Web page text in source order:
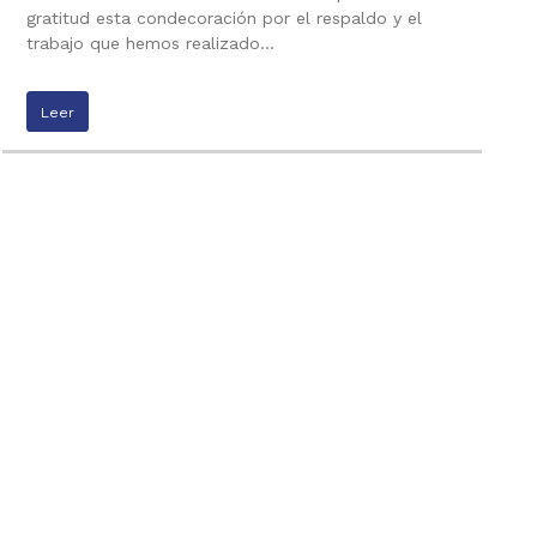
gratitud esta condecoración por el respaldo y el
trabajo que hemos realizado…
Leer